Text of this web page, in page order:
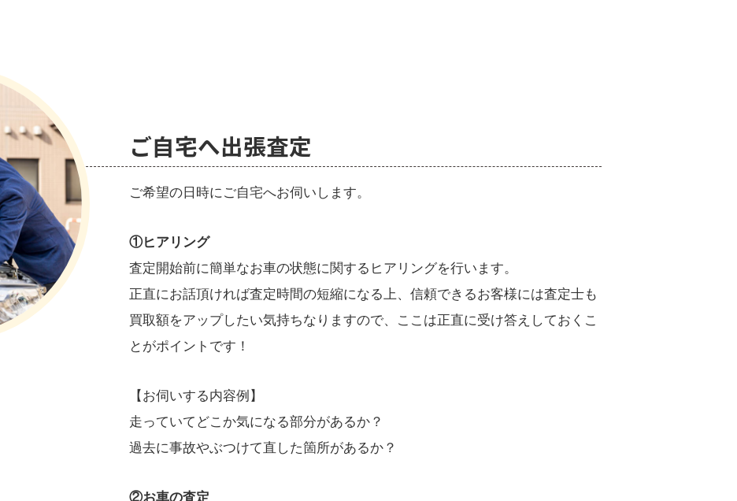
ご自宅へ出張査定
ご希望の日時にご自宅へお伺いします。
①ヒアリング
査定開始前に簡単なお車の状態に関するヒアリングを行います。
正直にお話頂ければ査定時間の短縮になる上、信頼できるお客様には査定士も
買取額をアップしたい気持ちなりますので、ここは正直に受け答えしておくこ
とがポイントです！
【お伺いする内容例】
走っていてどこか気になる部分があるか？
過去に事故やぶつけて直した箇所があるか？
②お車の査定